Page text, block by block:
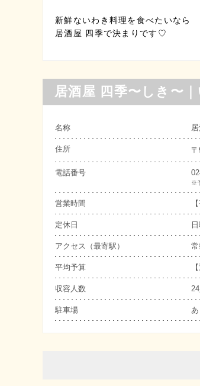
新鮮ないわき料理を食べたいなら
居酒屋 四季で決まりです♡
居酒屋 四季〜しき〜
名称
住所
電話番号
※
営業時間
定休日
アクセス（最寄駅）
平均予算
収容人数
駐車場 あ